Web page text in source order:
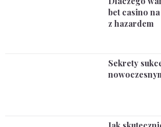
bet casino
z hazardem
Sekrety